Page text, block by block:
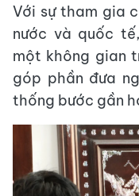
Với sự tham gia
nước và quốc
một không gian
góp phần đưa
thống bước gần